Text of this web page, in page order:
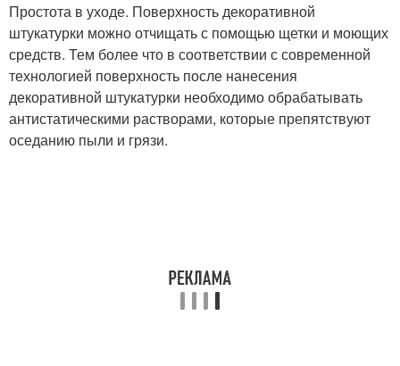
Простота в уходе. Поверхность декоративной
штукатурки можно отчищать с помощью щетки и моющих
средств. Тем более что в соответствии с современной
технологией поверхность после нанесения
декоративной штукатурки необходимо обрабатывать
антистатическими растворами, которые препятствуют
оседанию пыли и грязи.